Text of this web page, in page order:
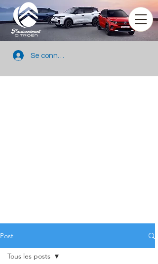
Se connecter
Post
Tous les posts